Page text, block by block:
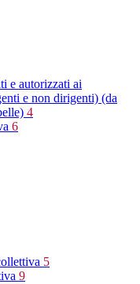
e autorizzati ai
e non dirigenti) (da
4
6
5
9